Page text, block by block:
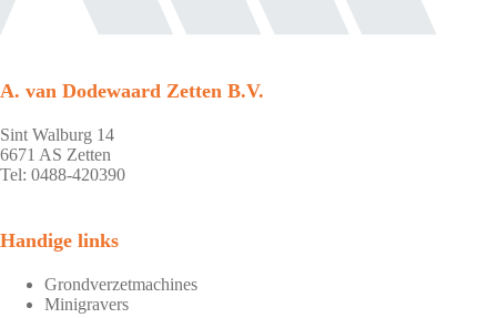
A. van Dodewaard Zetten B.V.
Sint Walburg 14
6671 AS Zetten
Tel: 0488-420390
Handige links
Grondverzetmachines
Minigravers